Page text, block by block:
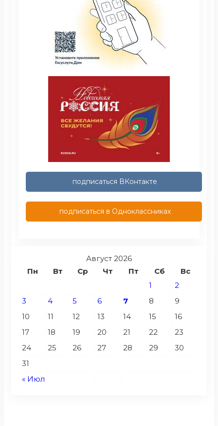
подписаться ВКонтакте
подписаться в Одноклассниках
Август 2026
Пн
Вт Ср Чт Пт Сб Вс
« Июл
1
2
3
4 5 6 7 8
9
10
11 12 13 14 15
16
17
18 19 20 21 22
23
24
25 26 27 28 29
30
31